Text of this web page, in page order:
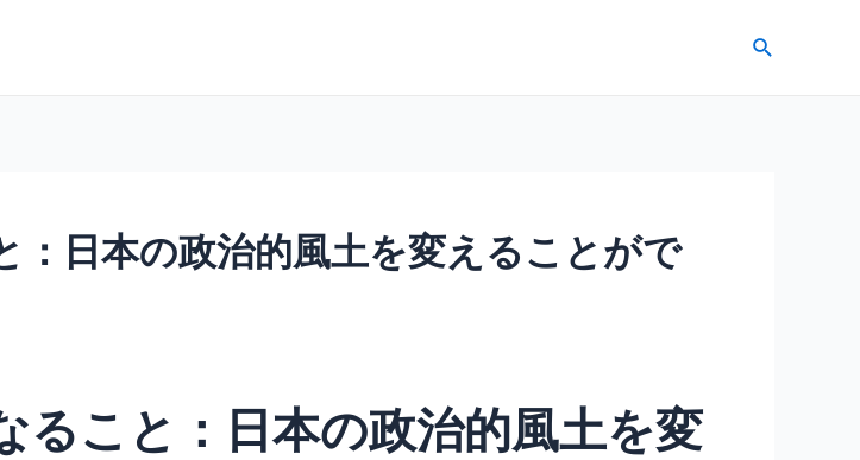
検
：日本の政治的風土を変えることがで
ること：日本の政治的風土を変